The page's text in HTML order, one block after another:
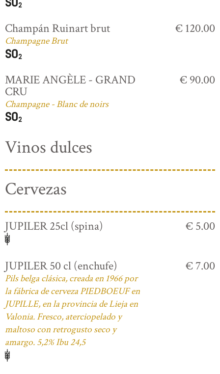
Champán Ruinart brut
Champagne Brut
€ 120.00
MARIE ANGÈLE - GRAND
CRU
Champagne - Blanc de noirs
€ 90.00
Vinos dulces
Cervezas
JUPILER 25cl (spina) € 5.00
JUPILER 50 cl (enchufe)
Pils belga clásica, creada en 1966 por
la fábrica de cerveza PIEDBOEUF en
JUPILLE, en la provincia de Lieja en
Valonia. Fresco, aterciopelado y
maltoso con retrogusto seco y
amargo. 5,2% Ibu 24,5
€ 7.00